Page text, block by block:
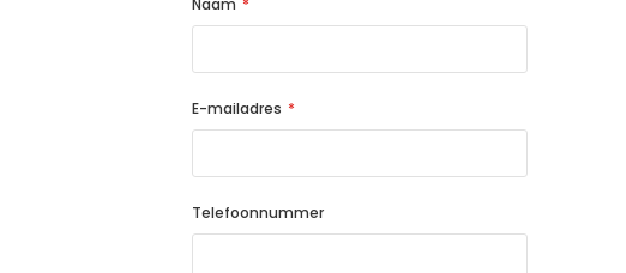
Naam
E-mailadres
Telefoonnummer